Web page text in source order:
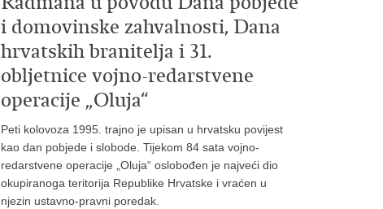
i domovinske zahvalnosti, Dana
hrvatskih branitelja i 31.
obljetnice vojno-redarstvene
operacije „Oluja“
Peti kolovoza 1995. trajno je upisan u hrvatsku povijest
kao dan pobjede i slobode. Tijekom 84 sata vojno-
redarstvene operacije „Oluja“ oslobođen je najveći dio
okupiranoga teritorija Republike Hrvatske i vraćen u
njezin ustavno-pravni poredak.